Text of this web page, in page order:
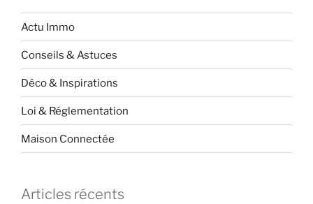
Actu Immo
Conseils & Astuces
Déco & Inspirations
Loi & Réglementation
Maison Connectée
Articles récents